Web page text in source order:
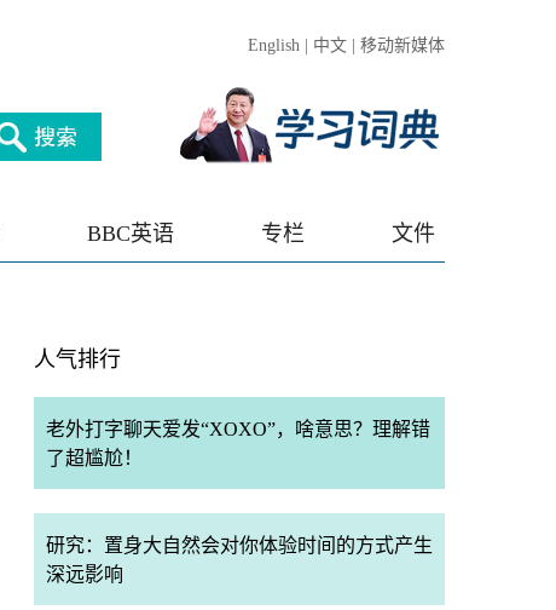
English 中文 移动新媒体
BBC英语 专栏 文件
人气排行
老外打字聊天爱发“XOXO”，啥意思？理解错
了超尴尬！
研究：置身大自然会对你体验时间的方式产生
深远影响